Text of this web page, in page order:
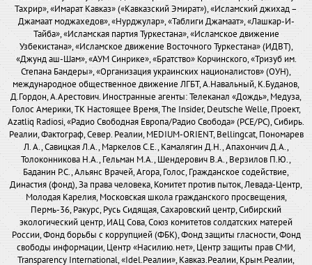
Тахрир», «Имарат Кавказ» («Кавказский Эмират»), «Исламский джихад –
Джамаат моджахедов», «Нурджулар», «Таблиги Джамаат», «Лашкар-И-
Тайба», «Исламская партия Туркестана», «Исламское движение
Узбекистана», «Исламское движение Восточного Туркестана» (ИДВТ),
«Джунд аш-Шам», «АУМ Синрике», «Братство» Корчинского, «Тризуб им.
Степана Бандеры», «Организация украинских националистов» (ОУН),
международное общественное движение ЛГБТ, А.Навальный, К.Буданов,
Д.Гордон, А.Арестович. Иностранные агенты: Телеканал «Дождь», Медуза,
Голос Америки, ТК Настоящее Время, The Insider, Deutsche Welle, Проект,
Azatliq Radiosi, «Радио Свободная Европа/Радио Свобода» (PCE/PC), Сибирь.
Реалии, Фактограф, Север. Реалии, MEDIUM-ORIENT, Bellingcat, Пономарев
Л. А., Савицкая Л.А., Маркелов С.Е., Камалягин Д.Н., Апахончич Д.А.,
Толоконникова Н.А., Гельман М.А., Шендерович В.А., Верзилов П.Ю.,
Баданин Р.С., Альянс Врачей, Агора, Голос, Гражданское содействие,
Династия (фонд), За права человека, Комитет против пыток, Левада-Центр,
Молодая Карелия, Московская школа гражданского просвещения,
Пермь-36, Ракурс, Русь Сидящая, Сахаровский центр, Сибирский
экологический центр, ИАЦ Сова, Союз комитетов солдатских матерей
России, Фонд борьбы с коррупцией (ФБК), Фонд защиты гласности, Фонд
свободы информации, Центр «Насилию.нет», Центр защиты прав СМИ,
Transparency International, «Idel.Реалии», Кавказ.Реалии, Крым.Реалии,